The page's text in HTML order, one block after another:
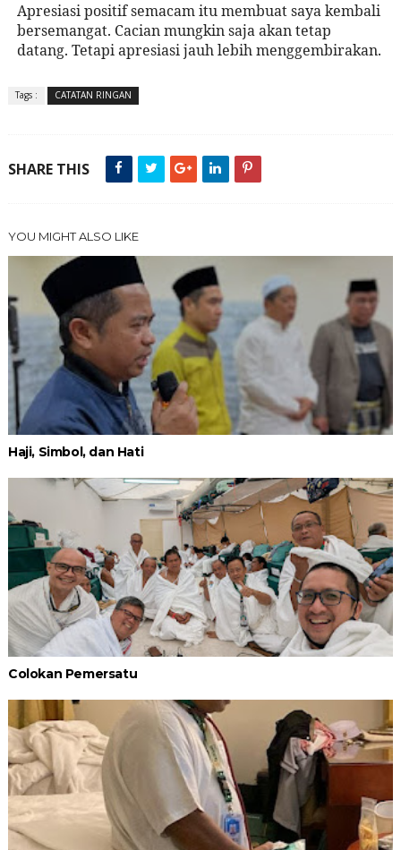
Apresiasi positif semacam itu membuat saya kembali
bersemangat. Cacian mungkin saja akan tetap
datang. Tetapi apresiasi jauh lebih menggembirakan.
Tags : CATATAN RINGAN
SHARE THIS
YOU MIGHT ALSO LIKE
Haji, Simbol, dan Hati
Colokan Pemersatu